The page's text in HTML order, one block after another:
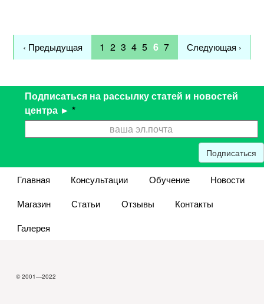
‹ Предыдущая 1 2 3 4 5 6 7 Следующая ›
Подписаться на рассылку статей и новостей
центра ► *
Подписаться
Главная Консультации Обучение
Новости
Магазин
Статьи Отзывы
Контакты
Галерея
© 2001—2022